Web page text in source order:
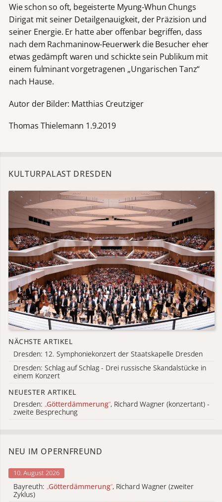
Wie schon so oft, begeisterte Myung-Whun Chungs
Dirigat mit seiner Detailgenauigkeit, der Präzision und
seiner Energie. Er hatte aber offenbar begriffen, dass
nach dem Rachmaninow-Feuerwerk die Besucher eher
etwas gedämpft waren und schickte sein Publikum mit
einem fulminant vorgetragenen „Ungarischen Tanz“
nach Hause.
Autor der Bilder: Matthias Creutziger
Thomas Thielemann 1.9.2019
KULTURPALAST DRESDEN
NÄCHSTE ARTIKEL
Dresden: 12. Symphoniekonzert der Staatskapelle Dresden
Dresden: Schlag auf Schlag - Drei russische Skandalstücke in
einem Konzert
NEUESTER ARTIKEL
Dresden: „Götterdämmerung“, Richard Wagner (konzertant) -
zweite Besprechung
NEU IM OPERNFREUND
10. August 2026
Bayreuth: „Götterdämmerung“, Richard Wagner (zweiter
Zyklus)